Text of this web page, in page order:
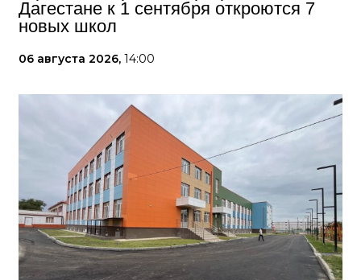
Дагестане к 1 сентября откроются 7
новых школ
06 августа 2026, 14:00